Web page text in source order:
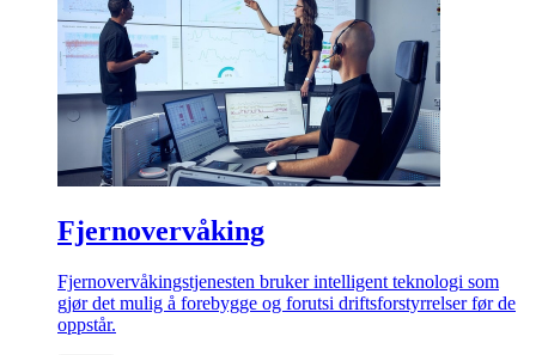
Fjernovervåking
Fjernovervåkingstjenesten bruker intelligent teknologi som
gjør det mulig å forebygge og forutsi driftsforstyrrelser før de
oppstår.